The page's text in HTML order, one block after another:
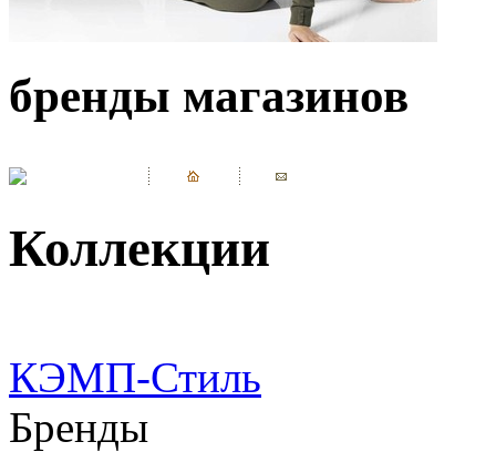
бренды магазинов
Коллекции
КЭМП-Стиль
Бренды